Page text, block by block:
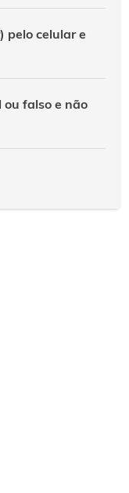
pelo celular e
ou falso e não